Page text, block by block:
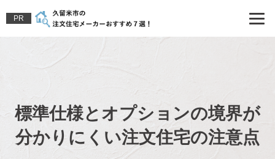
PR
標準仕様とオプションの境界が
分かりにくい注文住宅の注意点